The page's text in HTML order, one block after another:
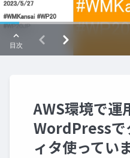
AWS環境で運
WordPressで
ィタ使ってい